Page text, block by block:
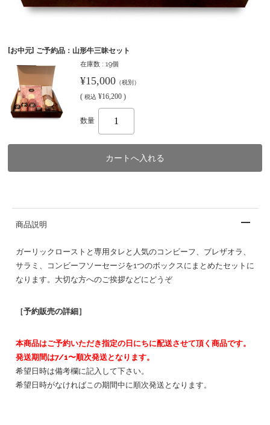
[お中元] ご予約品：山形牛三昧セット
在庫数 : 19個
¥15,000 （税別）
( 税込 ¥16,200 )
数量
商品説明
ガーリックローストと専用タレと人気のコンビーフ、ブレザオラ、
サラミ、コンビーフソーセージを1つのボックスにまとめたセットに
なります。大切な方へのご挨拶などにどうぞ
［予約販売の詳細］
本商品はご予約いただき指定の日にちに配送させて頂く商品です。
発送期間は7/1〜順次発送となります。
希望日時は備考欄に記入して下さい。
希望日時がなければこの期間中に順次発送となります。